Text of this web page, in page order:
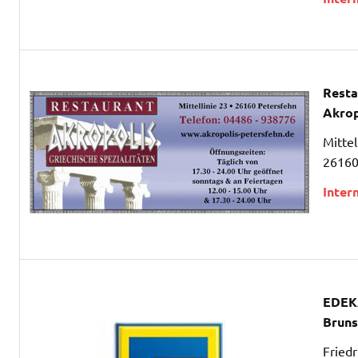
Bruns